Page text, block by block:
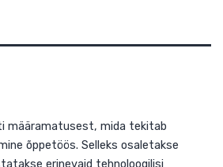
määramatusest, mida tekitab